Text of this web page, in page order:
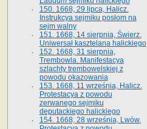
150. 1668, 29 lipca, Halicz.
Instrukcya sejmiku posłom na
sejm walny
151. 1668, 14 sierpnia, Świerz.
Uniwersał kasztelana halickiego
152. 1668, 31 sierpnia,
Trembowla. Manifestacya
szlachty trembowelskiej z
powodu okazowania
153. 1668, 11 września, Halicz.
Protestacya z powodu
zerwanego sejmiku
deputackiego halickiego
154. 1668, 28 września, Lwów.